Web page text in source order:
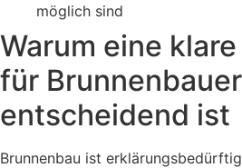
möglich sind
Warum eine
für Brunnenbauer
entscheidend ist
Brunnenbau ist